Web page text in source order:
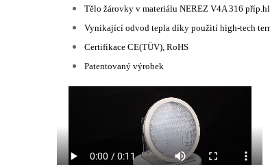
Tělo žárovky v materiálu NEREZ V4A 316
Vynikající odvod tepla díky použití high-tech
Certifikace CE(TÜV), RoHS
Patentovaný výrobek